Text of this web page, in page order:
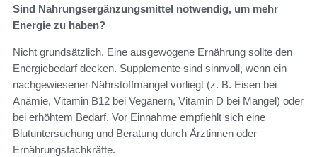
Sind Nahrungsergänzungsmittel notwendig, um mehr
Energie zu haben?
Nicht grundsätzlich. Eine ausgewogene Ernährung sollte den
Energiebedarf decken. Supplemente sind sinnvoll, wenn ein
nachgewiesener Nährstoffmangel vorliegt (z. B. Eisen bei
Anämie, Vitamin B12 bei Veganern, Vitamin D bei Mangel) oder
bei erhöhtem Bedarf. Vor Einnahme empfiehlt sich eine
Blutuntersuchung und Beratung durch Ärztinnen oder
Ernährungsfachkräfte.